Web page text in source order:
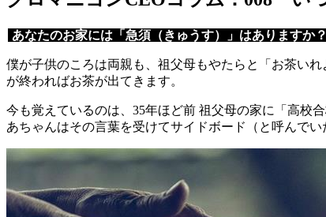
あなたのお家には「急須（きゅうす）」はありますか？
僕が子供のころは両親も、祖父母もやたらと「お茶い
が終わればお茶が出てきます。
今も覚えているのは、35年ほど前 祖父母の家に「高校
あちゃんはその言葉を受けてサイドボード（と呼んで